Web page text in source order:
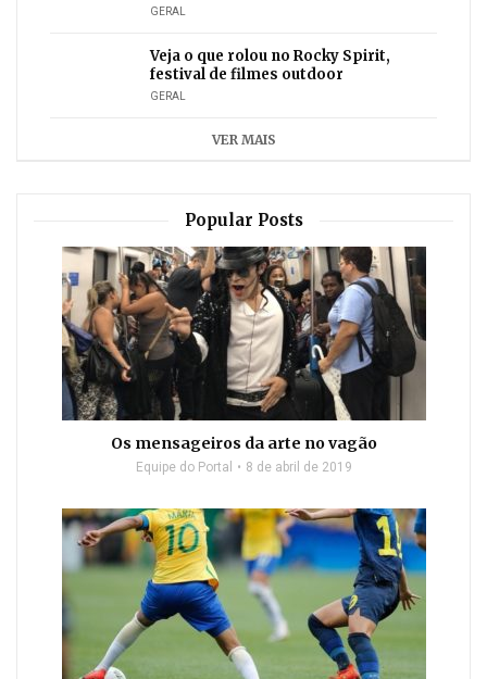
GERAL
Veja o que rolou no Rocky Spirit,
festival de filmes outdoor
GERAL
VER MAIS
Popular Posts
Os mensageiros da arte no vagão
Equipe do Portal 8 de abril de 2019